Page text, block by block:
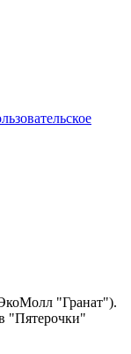
"Гранат").
"Пятерочки"